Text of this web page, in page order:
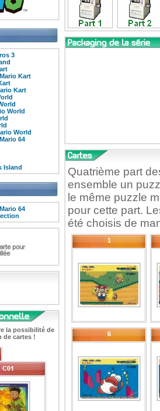
3
Kart
Kart
World
World
64
Island
64
la possibilité de
de cartes !
Quatrième part
ensemble un
le même puzzle
pour cette part.
été choisis de
1
6